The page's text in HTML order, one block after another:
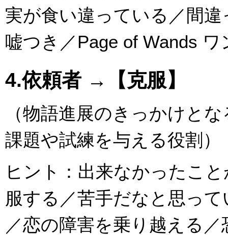
実が食い違っている／間
嘘つき／Page of Wands
4.依頼者 →【克服】
（物語進展のきっかけと
課題や試練を与える役割）
ヒント：出来なかったこ
服する／苦手だなと思っ
／恋の障害を乗り越える